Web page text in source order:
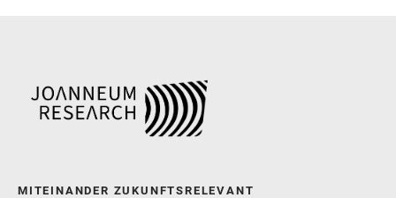
MITEINANDER ZUKUNFTSRELEVANT